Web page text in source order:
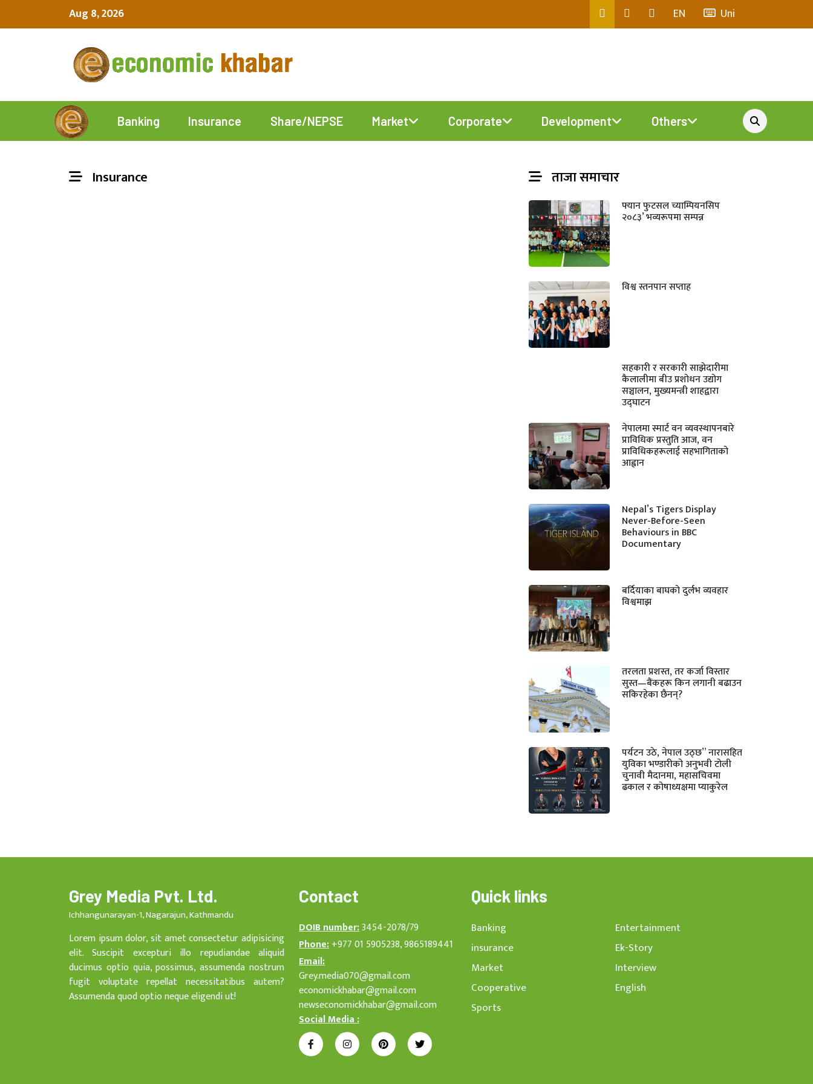
Aug 8, 2026 EN Uni
Banking Insurance Share/NEPSE Market Corporate Development Others
Insurance ताजा समाचार
फ्यान फुटसल च्याम्पियनसिप
२०८३’ भव्यरूपमा सम्पन्न
विश्व स्तनपान सप्ताह
सहकारी र सरकारी साझेदारीमा
कैलालीमा बीउ प्रशोधन उद्योग
सञ्चालन, मुख्यमन्त्री शाहद्वारा
उद्घाटन
नेपालमा स्मार्ट वन व्यवस्थापनबारे
प्राविधिक प्रस्तुति आज, वन
प्राविधिकहरूलाई सहभागिताको
आह्वान
Nepal’s Tigers Display
Never-Before-Seen
Behaviours in BBC
Documentary
बर्दियाका बाघको दुर्लभ व्यवहार
विश्वमाझ
तरलता प्रशस्त, तर कर्जा विस्तार
सुस्त—बैंकहरू किन लगानी बढाउन
सकिरहेका छैनन्?
पर्यटन उठे, नेपाल उठ्छ” नारासहित
युविका भण्डारीको अनुभवी टोली
चुनावी मैदानमा, महासचिवमा
ढकाल र कोषाध्यक्षमा प्याकुरेल
Grey Media Pvt. Ltd.
Ichhangunarayan-1, Nagarajun, Kathmandu
Lorem ipsum dolor, sit amet consectetur adipisicing
elit. Suscipit excepturi illo repudiandae aliquid
ducimus optio quia, possimus, assumenda nostrum
fugit voluptate repellat necessitatibus autem?
Assumenda quod optio neque eligendi ut!
Contact
DOIB number:3454-2078/79
Phone:+977 01 5905238, 9865189441
Email:
Grey.media070@gmail.com
economickhabar@gmail.com
newseconomickhabar@gmail.com
Social Media :
Quick links
Banking
insurance
Market
Cooperative
Sports
Entertainment
Ek-Story
Interview
English